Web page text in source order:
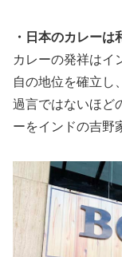
・日本のカレーは
カレーの発祥はイ
自の地位を確立し
過言ではないほど
ーをインドの吉野